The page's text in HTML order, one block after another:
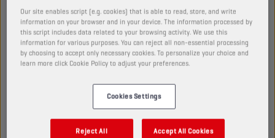
kertymiä vastaan sekä erinomaisen
hapettumiseneston. Neste sopii kaikille
jarrujärjestelmien tavallisimmille materiaaleille.
Näytä
JARRU- JA OHJAUSTEHOSTIMEN NESTEET
Our site enables script (e.g. cookies) that is able to read, store, and write
information on your browser and in your device. The information processed by
this script includes data related to your browsing activity. We use this
information for various purposes. You can reject all non-essential processing
by choosing to accept only necessary cookies. To personalize your choice and
learn more click Cookie Policy to adjust your preferences.
Cookies Settings
Reject All Accept All Cookies